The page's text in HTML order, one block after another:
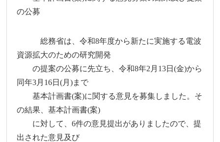
の公募
総務省は、令和8年度から新たに実施する電波
資源拡大のための研究開発
の提案の公募に先立ち、令和8年2月13日(金)から
同年3月16日(月)まで
基本計画書(案)に関する意見を募集しました。そ
の結果、基本計画書(案)
に対して、6件の意見提出がありましたので、提
出された意見及び